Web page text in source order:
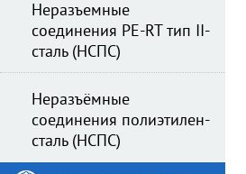
Неразъемные
соединения PE-RT тип II-
сталь (НСПС)
Неразъёмные
соединения полиэтилен-
сталь (НСПС)